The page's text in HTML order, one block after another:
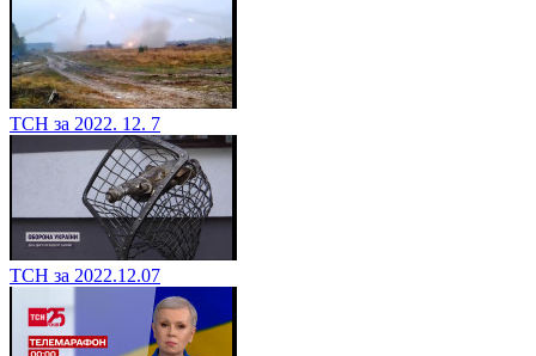
ТСН за 2022. 12. 7
ТСН за 2022.12.07